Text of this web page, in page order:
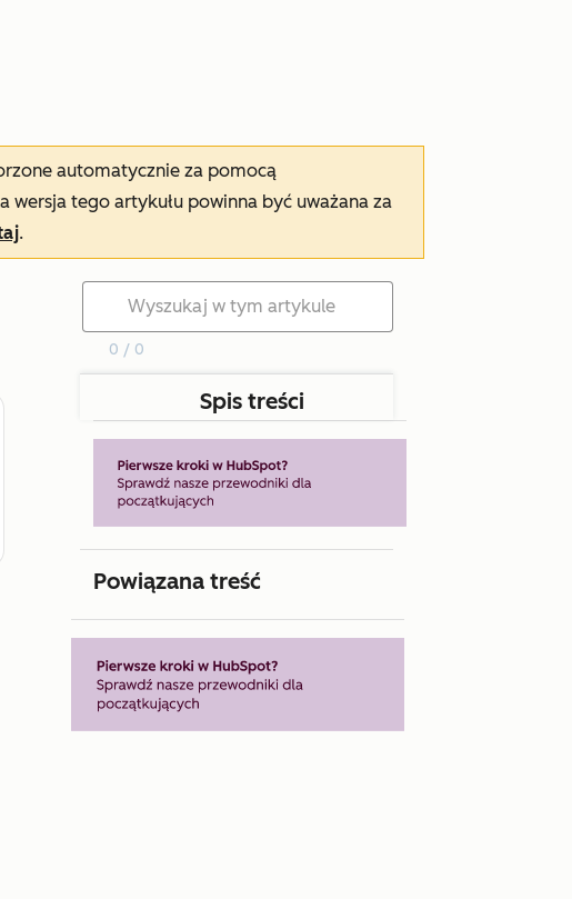
automatycznie za pomocą
wersja tego artykułu powinna być uważana za
.
0 / 0
Spis treści
Powiązana treść